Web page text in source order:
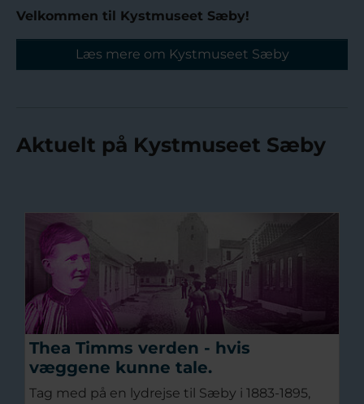
Velkommen til Kystmuseet Sæby!
Læs mere om Kystmuseet Sæby
Aktuelt på Kystmuseet Sæby
Thea Timms verden - hvis
væggene kunne tale.
Tag med på en lydrejse til Sæby i 1883-1895,